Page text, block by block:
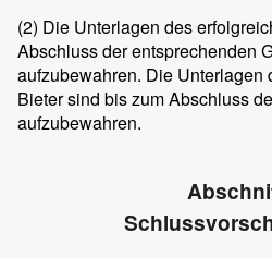
(2) Die Unterlagen des
Abschluss der entsprechenden
aufzubewahren. Die Unterlagen
Bieter sind bis zum Abschluss
aufzubewahren.